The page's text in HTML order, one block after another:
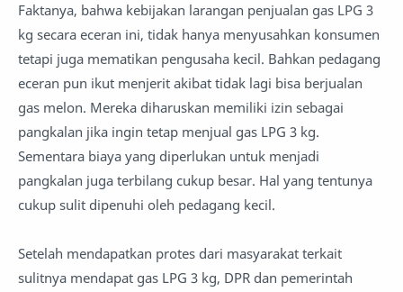
Faktanya, bahwa kebijakan larangan penjualan gas LPG 3
kg secara eceran ini, tidak hanya menyusahkan konsumen
tetapi juga mematikan pengusaha kecil. Bahkan pedagang
eceran pun ikut menjerit akibat tidak lagi bisa berjualan
gas melon. Mereka diharuskan memiliki izin sebagai
pangkalan jika ingin tetap menjual gas LPG 3 kg.
Sementara biaya yang diperlukan untuk menjadi
pangkalan juga terbilang cukup besar. Hal yang tentunya
cukup sulit dipenuhi oleh pedagang kecil.
Setelah mendapatkan protes dari masyarakat terkait
sulitnya mendapat gas LPG 3 kg, DPR dan pemerintah